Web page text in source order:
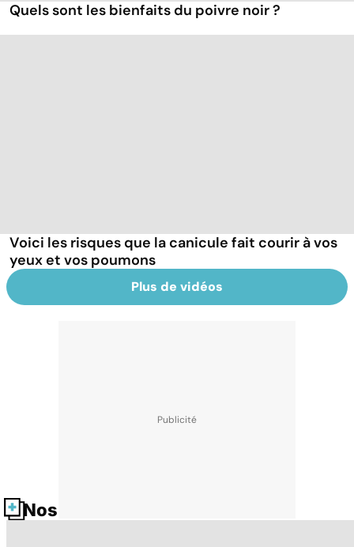
Quels sont les bienfaits du poivre noir ?
Voici les risques que la canicule fait courir à vos
yeux et vos poumons
Plus de vidéos
Nos fiches santé